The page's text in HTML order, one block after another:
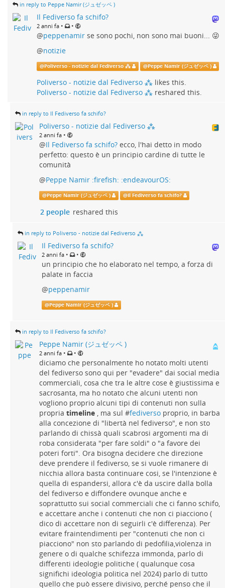
in reply to Peppe Namir (ジュゼッペ )
Il Fediverso fa schifo?
2 anni fa • •
@peppenamir se sono pochi, non sono mai buoni... 😜
@notizie
@Poliverso - notizie dal Fediverso ⁂ @Peppe Namir (ジュゼッペ )
Poliverso - notizie dal Fediverso ⁂ likes this.
Poliverso - notizie dal Fediverso ⁂ reshared this.
in reply to Il Fediverso fa schifo?
Poliverso - notizie dal Fediverso ⁂
2 anni fa •
@Il Fediverso fa schifo? ecco, l'hai detto in modo
perfetto: questo è un principio cardine di tutte le
comunità
@Peppe Namir :firefish: :endeavourOS:
@Peppe Namir (ジュゼッペ ) @Il Fediverso fa schifo?
2 people reshared this
in reply to Poliverso - notizie dal Fediverso ⁂
Il Fediverso fa schifo?
2 anni fa • •
un principio che ho elaborato nel tempo, a forza di
palate in faccia
@peppenamir
@Peppe Namir (ジュゼッペ )
in reply to Il Fediverso fa schifo?
Peppe Namir (ジュゼッペ )
2 anni fa • •
diciamo che personalmente ho notato molti utenti
del fediverso sono qui per "evadere" dai social media
commerciali, cosa che tra le altre cose è giustissima e
sacrosanta, ma ho notato che alcuni utenti non
vogliono proprio alcuni tipi di contenuti non sulla
propria timeline , ma sul #fediverso proprio, in barba
alla concezione di "libertà nel fediverso", e non sto
parlando di chissà quali scabrosi argomenti ma di
roba considerata "per fare soldi" o "a favore dei
poteri forti". Ora bisogna decidere che direzione
deve prendere il fediverso, se si vuole rimanere di
nicchia allora basta continuare cosi, se l'intenzione è
quella di espandersi, allora c'è da uscire dalla bolla
del fediverso e diffondere ovunque anche e
soprattutto sui social commerciali che ci fanno schifo,
e accettare anche i contenuti che non ci piacciono (
dico di accettare non di seguirli c'è differenza). Per
evitare fraintendimenti per "contenuti che non ci
piacciono" non sto parlando di pedofilia,violenza in
genere o di qualche schifezza immonda, parlo di
differenti ideologie politiche ( qualunque cosa
significhi ideologia politica nel 2024) parlo di tutto
quello che può essere divisivo, perché penso che il